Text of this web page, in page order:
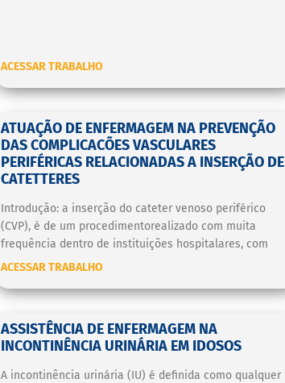
ACESSAR TRABALHO
ATUAÇÃO DE ENFERMAGEM NA PREVENÇÃO
DAS COMPLICACÕES VASCULARES
PERIFÉRICAS RELACIONADAS A INSERÇÃO DE
CATETTERES
Introdução: a inserção do cateter venoso periférico
(CVP), é de um procedimentorealizado com muita
frequência dentro de instituições hospitalares, com
ACESSAR TRABALHO
ASSISTÊNCIA DE ENFERMAGEM NA
INCONTINÊNCIA URINÁRIA EM IDOSOS
A incontinência urinária (IU) é definida como qualquer